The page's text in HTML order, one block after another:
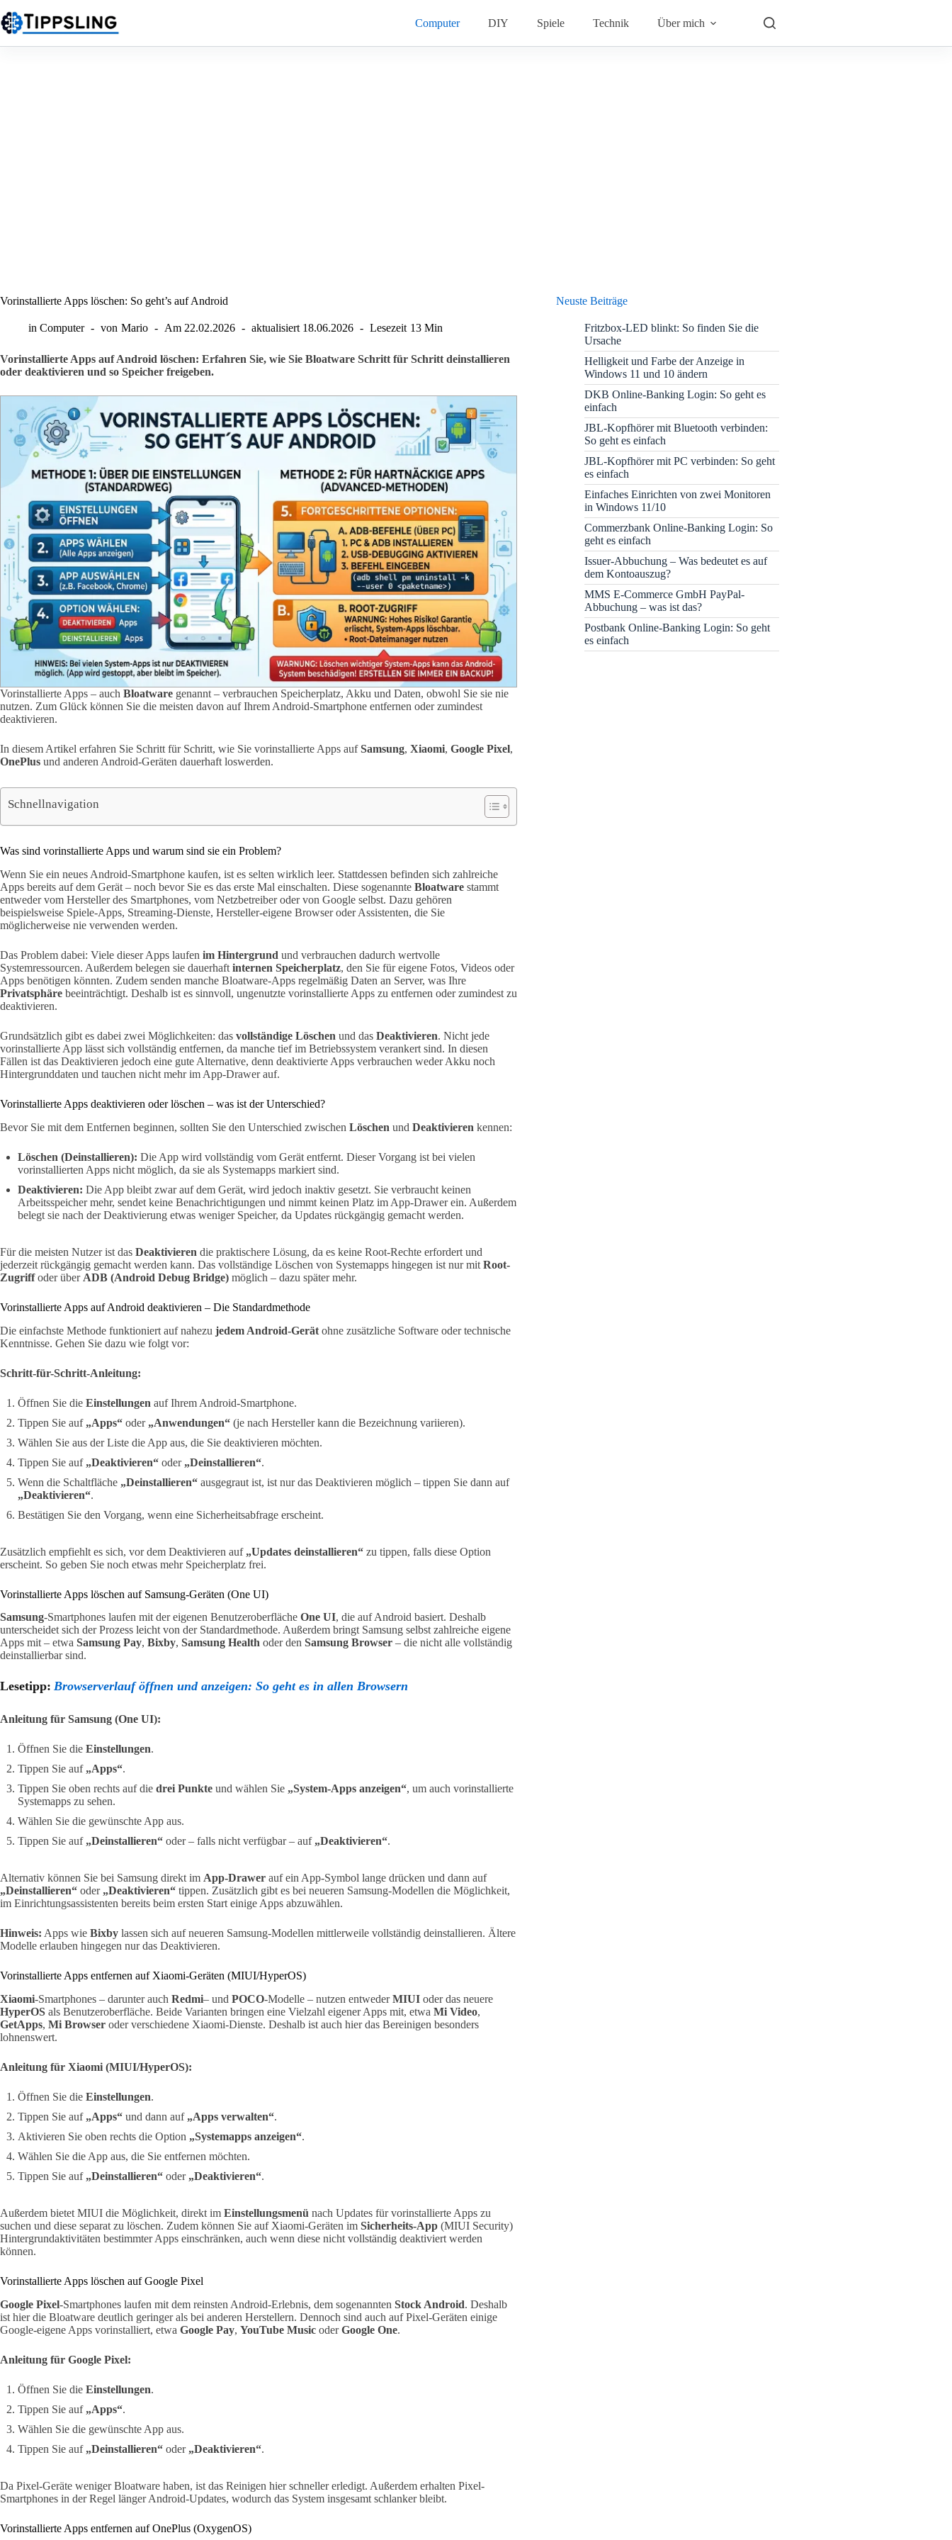
Inhalt
springen
Computer DIY Spiele Technik Über mich
Vorinstallierte Apps löschen: So geht’s auf Android
in Computer von Mario Am 22.02.2026 aktualisiert 18.06.2026 Lesezeit 13 Min
Vorinstallierte Apps auf Android löschen: Erfahren Sie, wie Sie Bloatware Schritt für Schritt deinstallieren
oder deaktivieren und so Speicher freigeben.
Vorinstallierte Apps – auch Bloatware genannt – verbrauchen Speicherplatz, Akku und Daten, obwohl Sie sie nie
nutzen. Zum Glück können Sie die meisten davon auf Ihrem Android-Smartphone entfernen oder zumindest
deaktivieren.
In diesem Artikel erfahren Sie Schritt für Schritt, wie Sie vorinstallierte Apps aufSamsung, Xiaomi, Google Pixel,
OnePlus und anderen Android-Geräten dauerhaft loswerden.
Schnellnavigation
Was sind vorinstallierte Apps und warum sind sie ein Problem?
Wenn Sie ein neues Android-Smartphone kaufen, ist es selten wirklich leer. Stattdessen befinden sich zahlreiche
Apps bereits auf dem Gerät – noch bevor Sie es das erste Mal einschalten. Diese sogenannte Bloatware stammt
entweder vom Hersteller des Smartphones, vom Netzbetreiber oder von Google selbst. Dazu gehören
beispielsweise Spiele-Apps, Streaming-Dienste, Hersteller-eigene Browser oder Assistenten, die Sie
möglicherweise nie verwenden werden.
Das Problem dabei: Viele dieser Apps laufen im Hintergrund und verbrauchen dadurch wertvolle
Systemressourcen. Außerdem belegen sie dauerhaft internen Speicherplatz, den Sie für eigene Fotos, Videos oder
Apps benötigen könnten. Zudem senden manche Bloatware-Apps regelmäßig Daten an Server, was Ihre
Privatsphäre beeinträchtigt. Deshalb ist es sinnvoll, ungenutzte vorinstallierte Apps zu entfernen oder zumindest zu
deaktivieren.
Grundsätzlich gibt es dabei zwei Möglichkeiten: das vollständige Löschen und das Deaktivieren. Nicht jede
vorinstallierte App lässt sich vollständig entfernen, da manche tief im Betriebssystem verankert sind. In diesen
Fällen ist das Deaktivieren jedoch eine gute Alternative, denn deaktivierte Apps verbrauchen weder Akku noch
Hintergrunddaten und tauchen nicht mehr im App-Drawer auf.
Vorinstallierte Apps deaktivieren oder löschen – was ist der Unterschied?
Bevor Sie mit dem Entfernen beginnen, sollten Sie den Unterschied zwischen Löschen und Deaktivieren kennen:
Löschen (Deinstallieren): Die App wird vollständig vom Gerät entfernt. Dieser Vorgang ist bei vielen
vorinstallierten Apps nicht möglich, da sie als Systemapps markiert sind.
Deaktivieren: Die App bleibt zwar auf dem Gerät, wird jedoch inaktiv gesetzt. Sie verbraucht keinen
Arbeitsspeicher mehr, sendet keine Benachrichtigungen und nimmt keinen Platz im App-Drawer ein. Außerdem
belegt sie nach der Deaktivierung etwas weniger Speicher, da Updates rückgängig gemacht werden.
Für die meisten Nutzer ist das Deaktivieren die praktischere Lösung, da es keine Root-Rechte erfordert und
jederzeit rückgängig gemacht werden kann. Das vollständige Löschen von Systemapps hingegen ist nur mit Root-
Zugriffoder über ADB (Android Debug Bridge) möglich – dazu später mehr.
Vorinstallierte Apps auf Android deaktivieren – Die Standardmethode
Die einfachste Methode funktioniert auf nahezu jedem Android-Gerät ohne zusätzliche Software oder technische
Kenntnisse. Gehen Sie dazu wie folgt vor:
Schritt-für-Schritt-Anleitung:
Öffnen Sie die Einstellungen auf Ihrem Android-Smartphone.
Tippen Sie auf „Apps“ oder „Anwendungen“ (je nach Hersteller kann die Bezeichnung variieren).
Wählen Sie aus der Liste die App aus, die Sie deaktivieren möchten.
Tippen Sie auf „Deaktivieren“ oder „Deinstallieren“.
Wenn die Schaltfläche „Deinstallieren“ ausgegraut ist, ist nur das Deaktivieren möglich – tippen Sie dann auf
„Deaktivieren“.
Bestätigen Sie den Vorgang, wenn eine Sicherheitsabfrage erscheint.
Zusätzlich empfiehlt es sich, vor dem Deaktivieren auf „Updates deinstallieren“ zu tippen, falls diese Option
erscheint. So geben Sie noch etwas mehr Speicherplatz frei.
Vorinstallierte Apps löschen auf Samsung-Geräten (One UI)
Samsung-Smartphones laufen mit der eigenen Benutzeroberfläche One UI, die auf Android basiert. Deshalb
unterscheidet sich der Prozess leicht von der Standardmethode. Außerdem bringt Samsung selbst zahlreiche eigene
Apps mit – etwa Samsung Pay, Bixby, Samsung Health oder den Samsung Browser – die nicht alle vollständig
deinstallierbar sind.
Lesetipp: Browserverlauf öffnen und anzeigen: So geht es in allen Browsern
Anleitung für Samsung (One UI):
Öffnen Sie die Einstellungen.
Tippen Sie auf „Apps“.
Tippen Sie oben rechts auf die drei Punkte und wählen Sie „System-Apps anzeigen“, um auch vorinstallierte
Systemapps zu sehen.
Wählen Sie die gewünschte App aus.
Tippen Sie auf „Deinstallieren“ oder – falls nicht verfügbar – auf „Deaktivieren“.
Alternativ können Sie bei Samsung direkt im App-Drawer auf ein App-Symbol lange drücken und dann auf
„Deinstallieren“ oder „Deaktivieren“ tippen. Zusätzlich gibt es bei neueren Samsung-Modellen die Möglichkeit,
im Einrichtungsassistenten bereits beim ersten Start einige Apps abzuwählen.
Hinweis: Apps wie Bixby lassen sich auf neueren Samsung-Modellen mittlerweile vollständig deinstallieren. Ältere
Modelle erlauben hingegen nur das Deaktivieren.
Vorinstallierte Apps entfernen auf Xiaomi-Geräten (MIUI/HyperOS)
Xiaomi-Smartphones – darunter auch Redmi– und POCO-Modelle – nutzen entwederMIUI oder das neuere
HyperOS als Benutzeroberfläche. Beide Varianten bringen eine Vielzahl eigener Apps mit, etwa Mi Video,
GetApps, Mi Browser oder verschiedene Xiaomi-Dienste. Deshalb ist auch hier das Bereinigen besonders
lohnenswert.
Anleitung für Xiaomi (MIUI/HyperOS):
Öffnen Sie die Einstellungen.
Tippen Sie auf „Apps“ und dann auf „Apps verwalten“.
Aktivieren Sie oben rechts die Option „Systemapps anzeigen“.
Wählen Sie die App aus, die Sie entfernen möchten.
Tippen Sie auf „Deinstallieren“ oder „Deaktivieren“.
Außerdem bietet MIUI die Möglichkeit, direkt im Einstellungsmenü nach Updates für vorinstallierte Apps zu
suchen und diese separat zu löschen. Zudem können Sie auf Xiaomi-Geräten im Sicherheits-App (MIUI Security)
Hintergrundaktivitäten bestimmter Apps einschränken, auch wenn diese nicht vollständig deaktiviert werden
können.
Vorinstallierte Apps löschen auf Google Pixel
Google Pixel-Smartphones laufen mit dem reinsten Android-Erlebnis, dem sogenannten Stock Android. Deshalb
ist hier die Bloatware deutlich geringer als bei anderen Herstellern. Dennoch sind auch auf Pixel-Geräten einige
Google-eigene Apps vorinstalliert, etwa Google Pay, YouTube Music oderGoogle One.
Anleitung für Google Pixel:
Öffnen Sie die Einstellungen.
Tippen Sie auf „Apps“.
Wählen Sie die gewünschte App aus.
Tippen Sie auf „Deinstallieren“ oder „Deaktivieren“.
Da Pixel-Geräte weniger Bloatware haben, ist das Reinigen hier schneller erledigt. Außerdem erhalten Pixel-
Smartphones in der Regel länger Android-Updates, wodurch das System insgesamt schlanker bleibt.
Vorinstallierte Apps entfernen auf OnePlus (OxygenOS)
Neuste Beiträge
Fritzbox-LED blinkt: So finden Sie die
Ursache
Helligkeit und Farbe der Anzeige in
Windows 11 und 10 ändern
DKB Online-Banking Login: So geht es
einfach
JBL-Kopfhörer mit Bluetooth verbinden:
So geht es einfach
JBL-Kopfhörer mit PC verbinden: So geht
es einfach
Einfaches Einrichten von zwei Monitoren
in Windows 11/10
Commerzbank Online-Banking Login: So
geht es einfach
Issuer-Abbuchung – Was bedeutet es auf
dem Kontoauszug?
MMS E-Commerce GmbH PayPal-
Abbuchung – was ist das?
Postbank Online-Banking Login: So geht
es einfach